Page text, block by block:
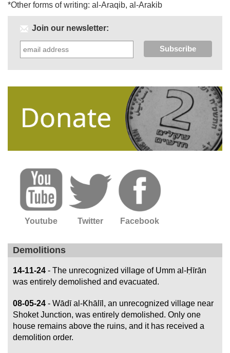
*Other forms of writing: al-Araqib, al-Arakib
Join our newsletter:
Youtube Twitter Facebook
Demolitions
14-11-24 - The unrecognized village of Umm al-Ḥīrān
was entirely demolished and evacuated.
08-05-24 - Wādī al-Khālīl, an unrecognized village near
Shoket Junction, was entirely demolished. Only one
house remains above the ruins, and it has received a
demolition order.